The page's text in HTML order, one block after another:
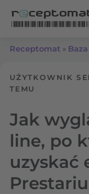
Receptomat »
UŻYTKOWNIK
TEMU
Jak
line, po
uzyskać